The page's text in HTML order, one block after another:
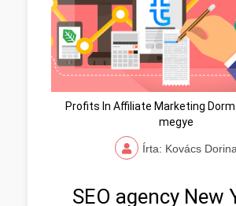
Profits In Affiliate Marketing
megye
Írta: Kovács Dorina
SEO agency New